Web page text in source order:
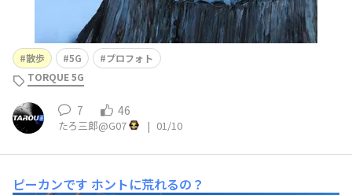
散歩 5G
プロフォト
TORQUE 5G
7 46
たろ三郎@G07 | 01/10
ピーカンです ホントに荒れるの？